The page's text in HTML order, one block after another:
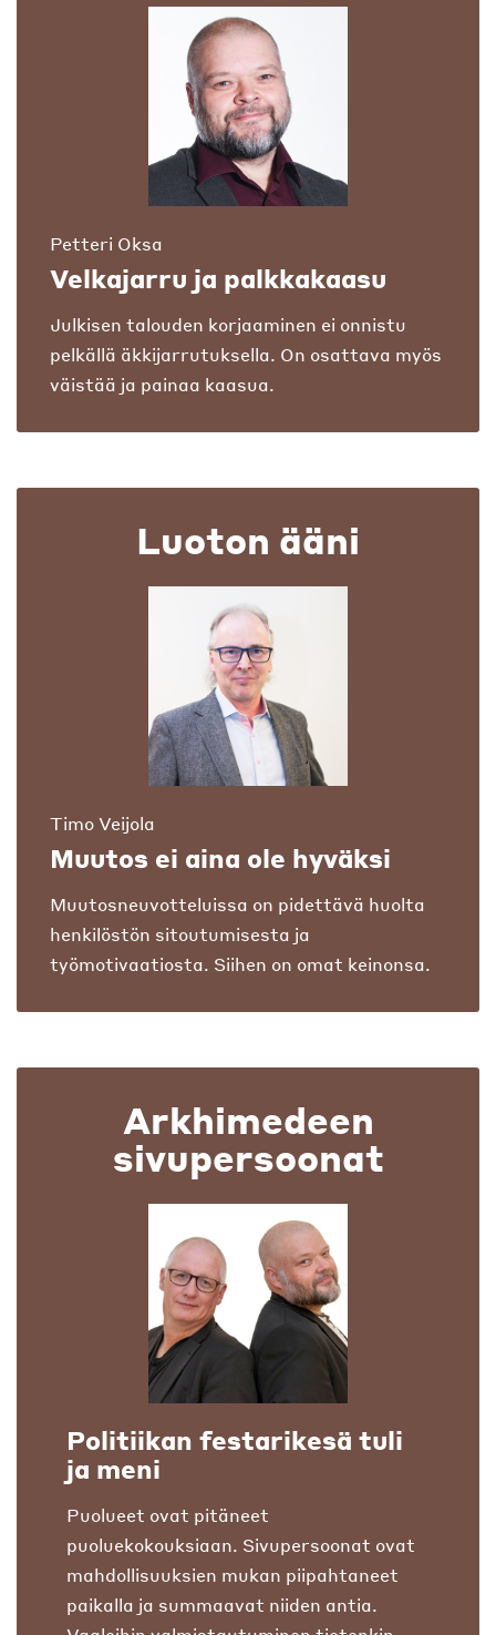
Petteri Oksa
Velkajarru ja palkkakaasu
Julkisen talouden korjaaminen ei onnistu
pelkällä äkkijarrutuksella. On osattava myös
väistää ja painaa kaasua.
Luoton ääni
Timo Veijola
Muutos ei aina ole hyväksi
Muutosneuvotteluissa on pidettävä huolta
henkilöstön sitoutumisesta ja
työmotivaatiosta. Siihen on omat keinonsa.
Arkhimedeen
sivupersoonat
Politiikan festarikesä tuli
ja meni
Puolueet ovat pitäneet
puoluekokouksiaan. Sivupersoonat ovat
mahdollisuuksien mukan piipahtaneet
paikalla ja summaavat niiden antia.